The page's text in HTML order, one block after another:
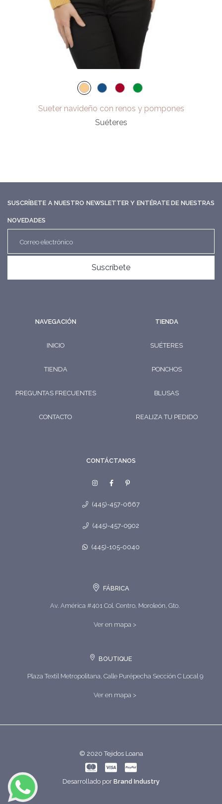
Sueter navideño con renos y pompones
Suéteres
SUSCRÍBETE A NUESTRO NEWSLETTER Y ENTÉRATE DE NUESTRAS
NOVEDADES
Suscríbete
NAVEGACIÓN
INICIO
TIENDA
PREGUNTAS FRECUENTES
CONTACTO
TIENDA
SUÉTERES
PONCHOS
BLUSAS
REALIZA TU PEDIDO
CONTÁCTANOS
(445)-457-0667
(445)-457-0902
(445)-105-0040
FÁBRICA
Av. América #401 Col. Centro, Moroleón, Gto.
Ver en mapa >
BOUTIQUE
Plaza Textil Metropolitana, Calle Purépecha Sección C Local 9
Ver en mapa >
© 2020 Tejidos Loana
Desarrollado por Brand Industry